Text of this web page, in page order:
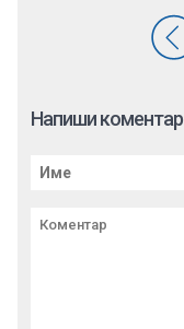
Напиши коментар